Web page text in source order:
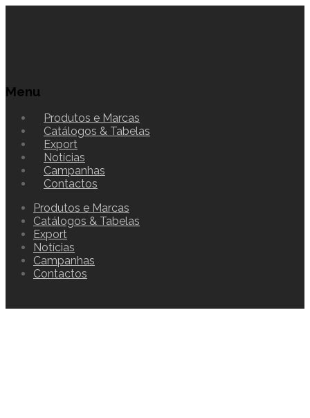
Menu
Produtos e Marcas
Catálogos & Tabelas
Export
Notícias
Campanhas
Contactos
Produtos e Marcas
Catálogos & Tabelas
Export
Notícias
Campanhas
Contactos